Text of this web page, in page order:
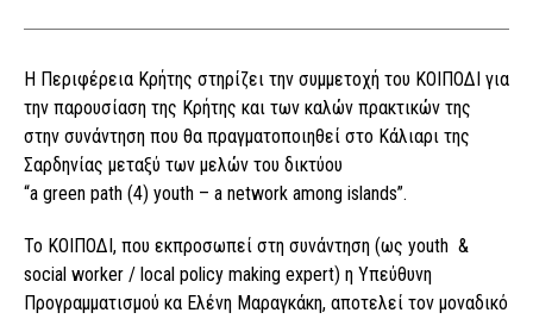
Η Περιφέρεια Κρήτης στηρίζει την συμμετοχή του ΚΟΙΠΟΔΙ για
την παρουσίαση της Κρήτης και των καλών πρακτικών της
στην συνάντηση που θα πραγματοποιηθεί στο Κάλιαρι της
Σαρδηνίας μεταξύ των μελών του δικτύου
“a green path (4) youth – a network among islands”.
Το ΚΟΙΠΟΔΙ, που εκπροσωπεί στη συνάντηση (ως youth &
social worker / local policy making expert) η Υπεύθυνη
Προγραμματισμού κα Ελένη Μαραγκάκη, αποτελεί τον μοναδικό